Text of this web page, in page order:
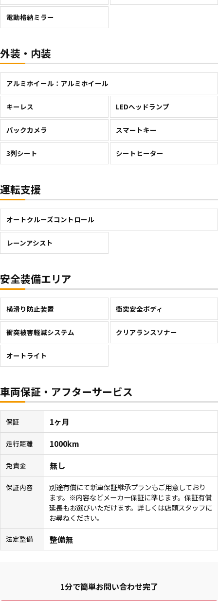
電動格納ミラー
外装・内装
アルミホイール：アルミホイール
キーレス LEDヘッドランプ
バックカメラ スマートキー
3列シート シートヒーター
運転支援
オートクルーズコントロール
レーンアシスト
安全装備エリア
横滑り防止装置 衝突安全ボディ
衝突被害軽減システム クリアランスソナー
オートライト
車両保証・アフターサービス
保証 1ヶ月
走行距離 1000km
免責金 無し
保証内容
別途有償にて新車保証継承プランもご用意しており
ます。※内容などメーカー保証に準じます。保証有償
延長もお選びいただけます。詳しくは店頭スタッフに
お尋ねください。
法定整備 整備無
1分で簡単お問い合わせ完了